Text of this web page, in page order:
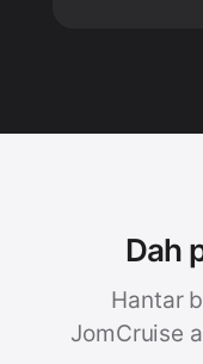
Dah
Hantar
JomCruise